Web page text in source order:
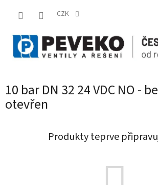
CZK
10 bar DN 32 24 VDC NO -
otevřen
Produkty teprve